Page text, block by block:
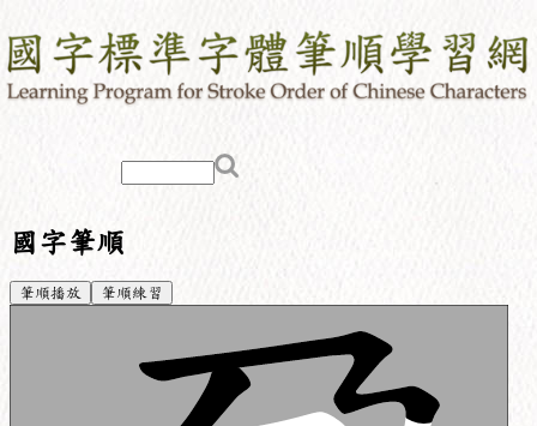
國字筆順
筆順播放 筆順練習